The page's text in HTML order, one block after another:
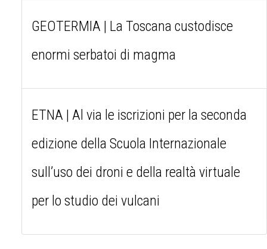
GEOTERMIA | La Toscana custodisce
enormi serbatoi di magma
ETNA | Al via le iscrizioni per la seconda
edizione della Scuola Internazionale
sull’uso dei droni e della realtà virtuale
per lo studio dei vulcani